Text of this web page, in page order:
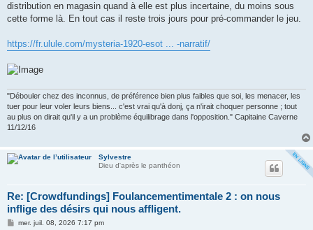
g
distribution en magasin quand à elle est plus incertaine, du moins sous
cette forme là. En tout cas il reste trois jours pour pré-commander le jeu.
https://fr.ulule.com/mysteria-1920-esot ... -narratif/
"Débouler chez des inconnus, de préférence bien plus faibles que soi, les menacer, les
tuer pour leur voler leurs biens... c'est vrai qu'à donj, ça n'irait choquer personne ; tout
au plus on dirait qu'il y a un problème équilibrage dans l'opposition." Capitaine Caverne
11/12/16
Sylvestre
Dieu d'après le panthéon
Re: [Crowdfundings] Foulancementimentale 2 : on nous
inflige des désirs qui nous affligent.
Mmer. juil. 08, 2026 7:17 pm